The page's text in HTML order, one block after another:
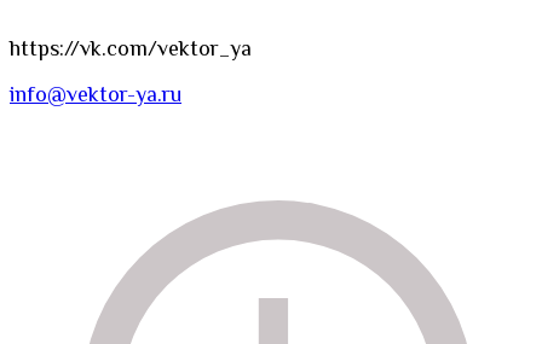
https://vk.com/vektor_ya
info@vektor-ya.ru